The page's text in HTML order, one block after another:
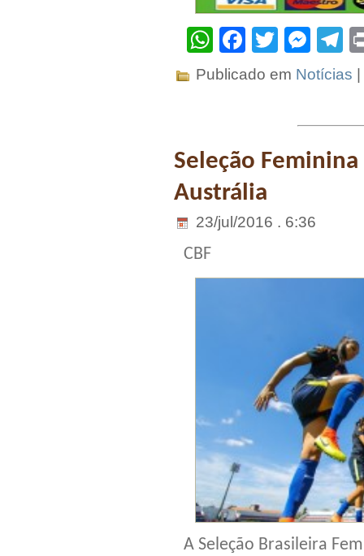
WhatsApp
Facebook
Twitter
Publicado em Notícias |
Seleção
Austrália
23/jul/2016 . 6:36
CBF
A Seleção Brasileira